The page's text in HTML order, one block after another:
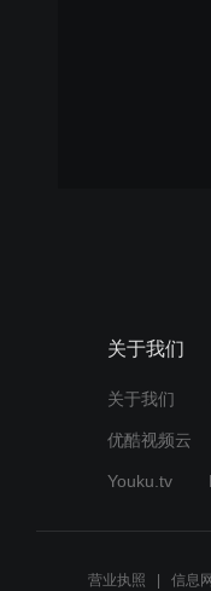
关于我们
关于我们
优酷视频云
Youku.tv
营业执照 信息